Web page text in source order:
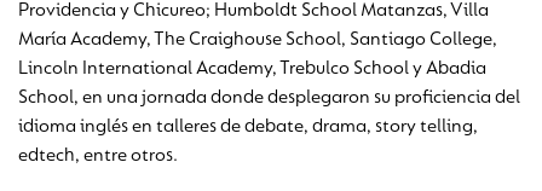
Providencia y Chicureo; Humboldt School Matanzas, Villa
María Academy, The Craighouse School, Santiago College,
Lincoln International Academy, Trebulco School y Abadia
School, en una jornada donde desplegaron su proficiencia del
idioma inglés en talleres de debate, drama, story telling,
edtech, entre otros.